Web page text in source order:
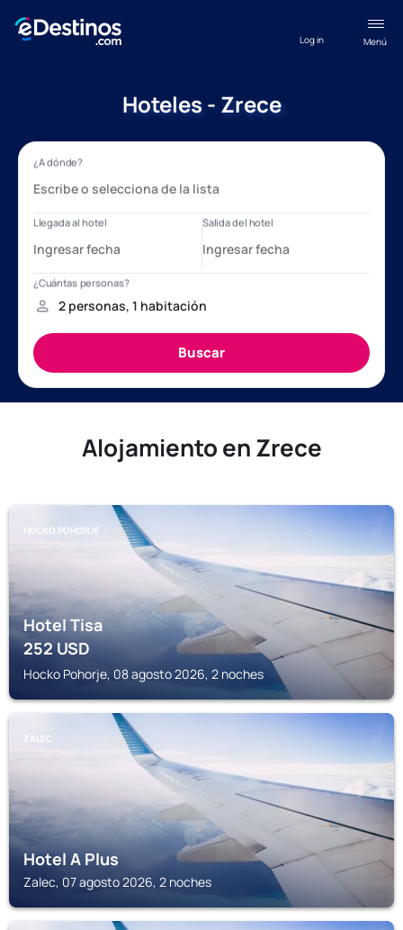
Menú
Log in
Hoteles - Zrece
Alojamiento en Zrece
HOCKO POHORJE
Hotel Tisa
252USD
Hocko Pohorje, 08 agosto 2026, 2 noches
ZALEC
Hotel A Plus
Zalec, 07 agosto 2026, 2 noches